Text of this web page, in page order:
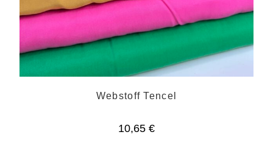
Webstoff Tencel
10,65 €